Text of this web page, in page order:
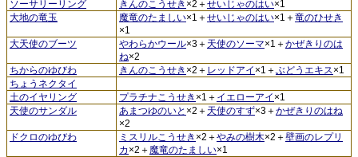
ソーサリーリング
きんのこうせき ×2＋せいじゃのはい×1
大地の竜玉
魔竜のたましい×1＋せいじゃのはい×1＋竜のひせき
×1
大天使のブーツ
やわらかウール×3＋ 天使のソーマ×1＋かぜきりのは
ね×2
ちからのゆびわ
きんのこうせき ×2＋ レッドアイ ×1＋ぶどうエキス×1
ちょうネクタイ
土のイヤリング
プラチナこうせき ×1＋ イエローアイ ×1
天使のサンダル
あまつゆのいと ×2＋ 天使のすず×3＋かぜきりのはね
×2
ドクロのゆびわ
ミスリルこうせき ×2＋やみの樹木×2＋壁画のレプリ
カ ×2＋ 魔竜のたましい×1